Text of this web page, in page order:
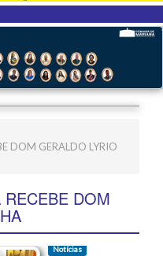
DOM GERALDO LYRIO
DOM
Notícias